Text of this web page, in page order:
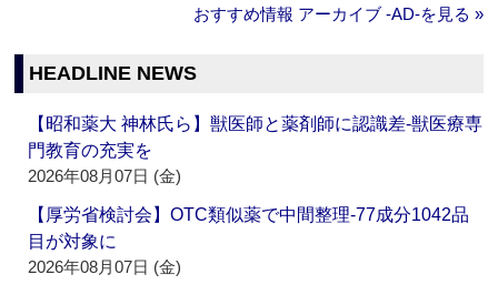
おすすめ情報 アーカイブ ‐AD‐を見る »
HEADLINE NEWS
【昭和薬大 神林氏ら】獣医師と薬剤師に認識差‐獣医療専
門教育の充実を
2026年08月07日 (金)
【厚労省検討会】OTC類似薬で中間整理‐77成分1042品
目が対象に
2026年08月07日 (金)